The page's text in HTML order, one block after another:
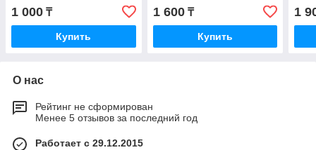
1 000 ₸
Купить
1 600₸
Купить
1
О нас
Рейтинг не сформирован
Менее 5 отзывов за последний год
Работает с 29.12.2015